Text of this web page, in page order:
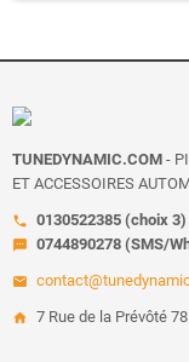
TUNEDYNAMIC.COM -
ET ACCESSOIRES
call 0130522385 (choix 3)
sms 0744890278 (SMS/
email
home 7 Rue de la Prévôté